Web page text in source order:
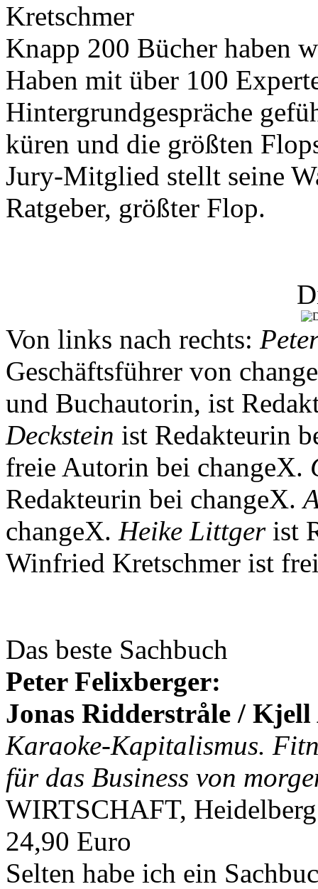
Kretschmer
Knapp 200 Bücher haben
Haben mit über 100
Hintergrundgespräche
küren und die größten
Jury-Mitglied stellt seine
Ratgeber, größter Flop.
Von links nach rechts:
Geschäftsführer von
und Buchautorin, ist
Deckstein ist Redakteurin
freie Autorin bei changeX.
Redakteurin bei changeX.
changeX. Heike Littgerist
Winfried Kretschmer ist
Das beste Sachbuch
Peter Felixberger:
Jonas Ridderstråle /
Karaoke-Kapitalismus.
für das Business von
WIRTSCHAFT,
24,90 Euro
Selten habe ich ein